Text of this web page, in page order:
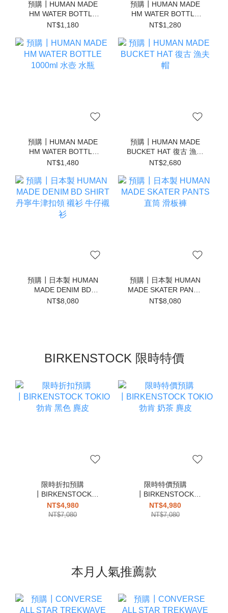
預購┃HUMAN MADE
HM WATER BOTTLE
400ml 水壺 水瓶
NT$1,180
預購┃HUMAN MADE
HM WATER BOTTLE
550ml 水壺 水瓶
NT$1,280
預購┃HUMAN MADE
HM WATER BOTTLE
1000ml 水壺 水瓶
NT$1,480
預購┃HUMAN MADE
BUCKET HAT 復古 漁夫
帽
NT$2,680
預購┃日本製 HUMAN
MADE DENIM BD
SHIRT 丹寧牛津扣領 襯
NT$8,080
預購┃日本製 HUMAN
MADE SKATER PANTS
直筒 滑板褲
NT$8,080
BIRKENSTOCK 限時特價
限時折扣預購
┃BIRKENSTOCK
TOKIO 勃肯 黑色 麂皮
NT$4,980
NT$7,080
限時特價預購
┃BIRKENSTOCK
TOKIO 勃肯 奶茶 麂皮
NT$4,980
NT$7,080
本月人氣推薦款